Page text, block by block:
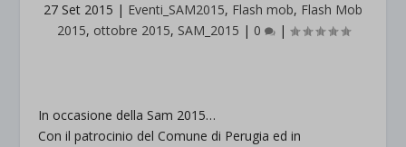
27 Set 2015 | Eventi_SAM2015, Flash mob, Flash Mob
2015, ottobre 2015, SAM_2015 | 0 |
In occasione della Sam 2015…
Con il patrocinio del Comune di Perugia ed in